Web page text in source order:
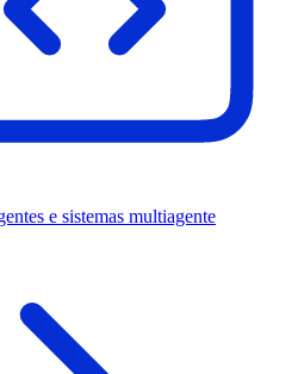
e sistemas multiagente